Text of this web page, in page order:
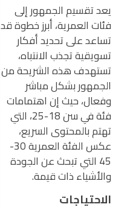
يعد تقسيم الجمهور إلى
فئات العمرية، أبرز خطوة قد
تساعد على تحديد أفكار
تسويقية تجذب الانتباه،
تستهدف هذه الشريحة من
الجمهور بشكل مباشر
وفعال، حيث إن اهتمامات
فئة في سن 18-25، التي
تهتم بالمحتوى السريع،
عكس الفئة العمرية 30-
45 التي تبحث عن الجودة
والأشياء ذات قيمة.
الاحتياجات